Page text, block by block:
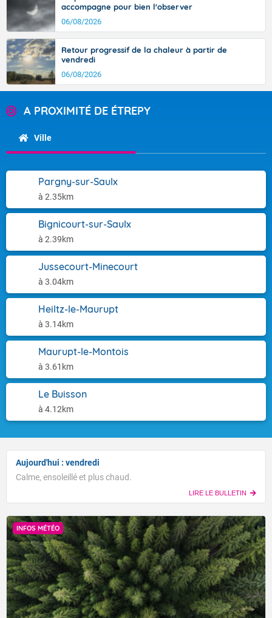
accompagne pour bien l'observer
06/08/2026
Retour progressif de la chaleur à partir de
vendredi
06/08/2026
A PROXIMITÉ DE ÉTREPY
Ville
Pargny-sur-Saulx
à 2.35km
Bignicourt-sur-Saulx
à 2.39km
Jussecourt-Minecourt
à 3.04km
Heiltz-le-Maurupt
à 3.14km
Maurupt-le-Montois
à 3.61km
Le Buisson
à 4.12km
Aujourd'hui : vendredi
Calme, ensoleillé et plus chaud.
LIRE LE BULLETIN
INFOS MÉTÉO